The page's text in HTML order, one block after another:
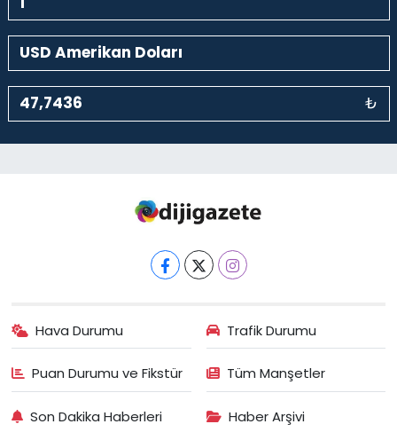
₺
Hava Durumu Trafik Durumu
Puan Durumu ve Fikstür Tüm Manşetler
Son Dakika Haberleri Haber Arşivi